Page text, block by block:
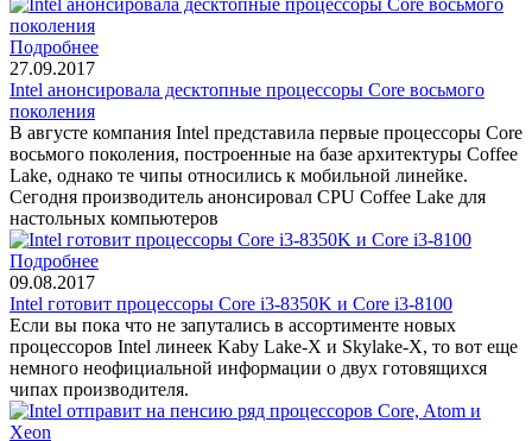
Подробнее
27.09.2017
Intel анонсировала десктопные процессоры Core восьмого
поколения
В августе компания Intel представила первые процессоры Core
восьмого поколения, построенные на базе архитектуры Coffee
Lake, однако те чипы относились к мобильной линейке.
Сегодня производитель анонсировал CPU Coffee Lake для
настольных компьютеров
Подробнее
09.08.2017
Intel готовит процессоры Core i3-8350K и Core i3-8100
Если вы пока что не запутались в ассортименте новых
процессоров Intel линеек Kaby Lake-X и Skylake-X, то вот еще
немного неофициальной информации о двух готовящихся
чипах производителя.